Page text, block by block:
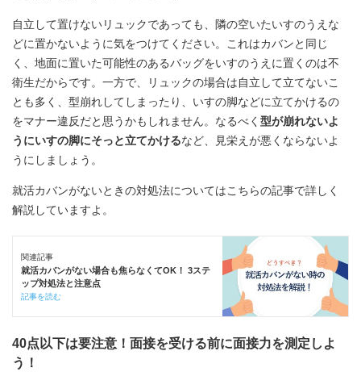
自立して置けないリュックであっても、隣の空いたいすのうえな
どに置かないように気をつけてください。これはカバンと同じ
く、地面に置いた可能性のあるバッグをいすのうえに置くのは不
衛生だからです。一方で、リュックの場合は自立して立てないこ
とも多く、型崩れしてしまったり、いすの脚などに立てかけるの
をマナー違反だと思うかもしれません。なるべく 型が崩れないよ
うにいすの脚にそっと立てかけるなど、見栄えが悪くならないよ
うにしましょう。
就活カバンがないときの対処法についてはこちらの記事で詳しく
解説していますよ。
関連記事
就活カバンがない場合も焦らなくてOK！ 3ステ
ップ対処法と注意点
記事を読む
40点以下は要注意！面接を受ける前に面接力を測定しよ
う！